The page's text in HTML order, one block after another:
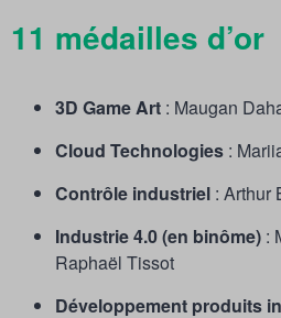
11 médailles d’or
3D Game Art : Maugan
Cloud Technologies :
Contrôle industriel : Arthur
Industrie 4.0 (en binôme) :
Raphaël Tissot
Développement produits